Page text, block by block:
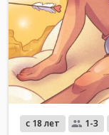
с 18 лет 1-3